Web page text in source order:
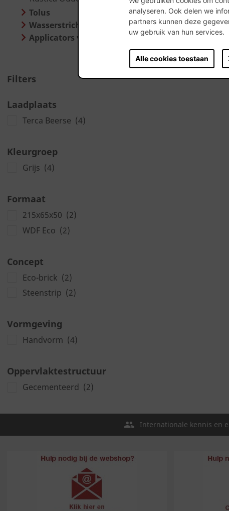
analyseren. Ook delen we
partners kunnen deze
uw gebruik van hun services.
Alle cookies toestaan
Tolus
Wasserstrich Special
Applicators voor steenstrippen
Filters
Laadplaats
Terca Beerse (4)
Kleurgroep
Grijs (4)
Formaat
215x65x50 (2)
WDF Eco (2)
Concept
Eco-brick (2)
Steenstrip (2)
Vormgeving
Handvorm (4)
Oppervlaktestructuur
Gecementeerd (2)
Internationale kennis en